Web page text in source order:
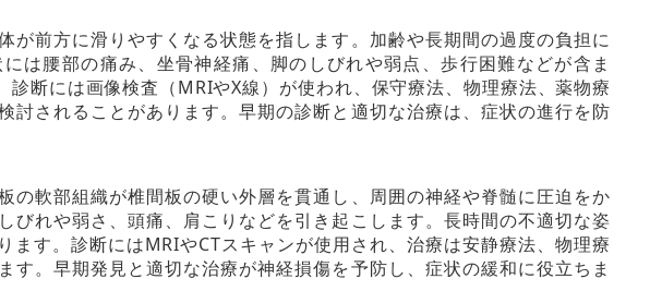
が前方に滑りやすくなる状態を指します。加齢や長期間の過度の負担に
は腰部の痛み、坐骨神経痛、脚のしびれや弱点、歩行困難などが含ま
断には画像検査（MRIやX線）が使われ、保守療法、物理療法、薬物療
討されることがあります。早期の診断と適切な治療は、症状の進行を防
の軟部組織が椎間板の硬い外層を貫通し、周囲の神経や脊髄に圧迫をか
びれや弱さ、頭痛、肩こりなどを引き起こします。長時間の不適切な姿
す。診断にはMRIやCTスキャンが使用され、治療は安静療法、物理療
。早期発見と適切な治療が神経損傷を予防し、症状の緩和に役立ちま